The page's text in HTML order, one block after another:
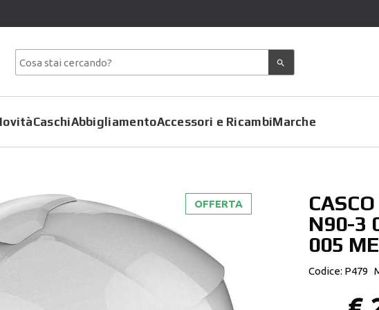
CaschiAbbigliamento
Copriscarpe
Tute
Accessori e Ricambi
Coprimoto
Marche
OFFERTA
N90-3
005
Codice: P479